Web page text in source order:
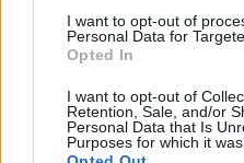
I want to opt-out of
Personal Data for
Opted In
I want to opt-out of
Retention, Sale, and/or
Personal Data that Is
Purposes for which it was
Nufilmavo, kaip patvino
vaizdas pribloškia